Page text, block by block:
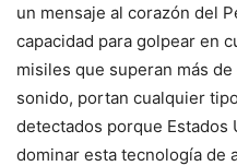
un mensaje al corazón del
capacidad para golpear en
misiles que superan más
sonido, portan cualquier
detectados porque Estados
dominar esta tecnología de